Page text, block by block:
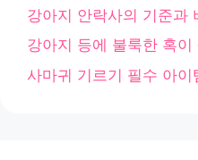
강아지 안락사의 기준과
강아지 등에 불룩한 혹이
사마귀 기르기 필수 아